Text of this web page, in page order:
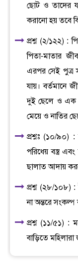
ছোট ও তাদের
করানো হয় তবে
প্রশ্ন (২/১২২) :
পিতা-মাতার
এরপর সেই পুত্র
যায়। বর্তমানে
দুই ছেলে ও এক
মেয়ে ও নাতির
প্রশ্নঃ (১০/৯০)
পরিধেয় বস্ত্র
ছালাত আদায়
প্রশ্ন (২৮/১০৮)
না অন্তরে
প্রশ্ন (১১/৫১) :
বাড়িতে